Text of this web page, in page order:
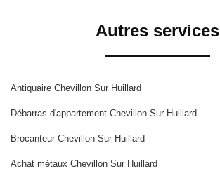
Autres services
Antiquaire Chevillon Sur Huillard
Débarras d'appartement Chevillon Sur Huillard
Brocanteur Chevillon Sur Huillard
Achat métaux Chevillon Sur Huillard